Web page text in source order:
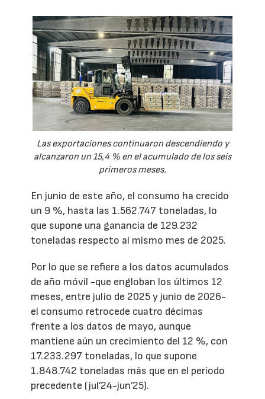
Las exportaciones continuaron descendiendo y
alcanzaron un 15,4 % en el acumulado de los seis
primeros meses.
En junio de este año, el consumo ha crecido
un 9 %, hasta las 1.562.747 toneladas, lo
que supone una ganancia de 129.232
toneladas respecto al mismo mes de 2025.
Por lo que se refiere a los datos acumulados
de año móvil -que engloban los últimos 12
meses, entre julio de 2025 y junio de 2026-
el consumo retrocede cuatro décimas
frente a los datos de mayo, aunque
mantiene aún un crecimiento del 12 %, con
17.233.297 toneladas, lo que supone
1.848.742 toneladas más que en el período
precedente (jul’24-jun’25).